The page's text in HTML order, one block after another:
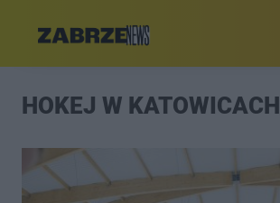
HOKEJ W KATOWICACH